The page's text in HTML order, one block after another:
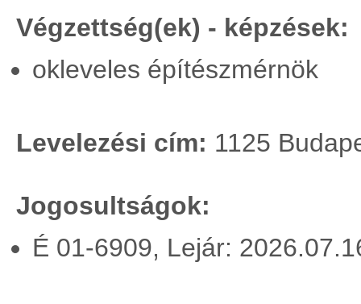
Végzettség(ek) - képzések:
okleveles építészmérnök
Levelezési cím: 1125
Jogosultságok:
É 01-6909, Lejár: